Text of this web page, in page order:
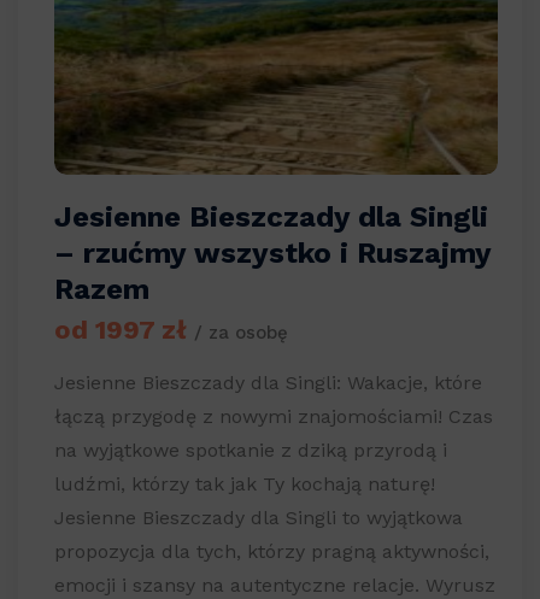
Jesienne Bieszczady dla Singli
– rzućmy wszystko i Ruszajmy
Razem
od 1997 zł / za osobę
Jesienne Bieszczady dla Singli: Wakacje, które
łączą przygodę z nowymi znajomościami! Czas
na wyjątkowe spotkanie z dziką przyrodą i
ludźmi, którzy tak jak Ty kochają naturę!
Jesienne Bieszczady dla Singli to wyjątkowa
propozycja dla tych, którzy pragną aktywności,
emocji i szansy na autentyczne relacje. Wyrusz